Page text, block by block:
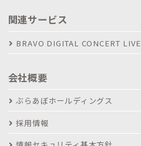
関連サービス
BRAVO DIGITAL CONCERT LIVE
会社概要
ぶらあぼホールディングス
採用情報